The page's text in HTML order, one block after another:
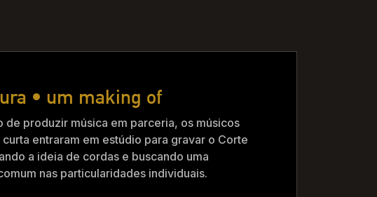
• um making of
de produzir música em parceria, os músicos
entraram em estúdio para gravar o Corte
a ideia de cordas e buscando uma
nas particularidades individuais.